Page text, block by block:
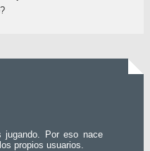
jugando. Por eso nace
propios usuarios.